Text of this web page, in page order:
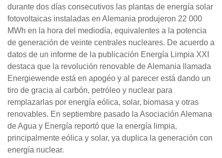
durante dos días consecutivos las plantas de energía solar
fotovoltaicas instaladas en Alemania produjeron 22 000
MWh en la hora del mediodía, equivalentes a la potencia
de generación de veinte centrales nucleares. De acuerdo a
datos de un informe de la publicación Energía Limpia XXI
destaca que la revolución renovable de Alemania llamada
Energiewende está en apogéo y al parecer está dando un
tiro de gracia al carbón, petróleo y nuclear para
remplazarlas por energía eólica, solar, biomasa y otras
renovables. En septiembre pasado la Asociación Alemana
de Agua y Energía reportó que la energía limpia,
principalmente eólica y solar, ya duplica la generación con
energía nuclear.